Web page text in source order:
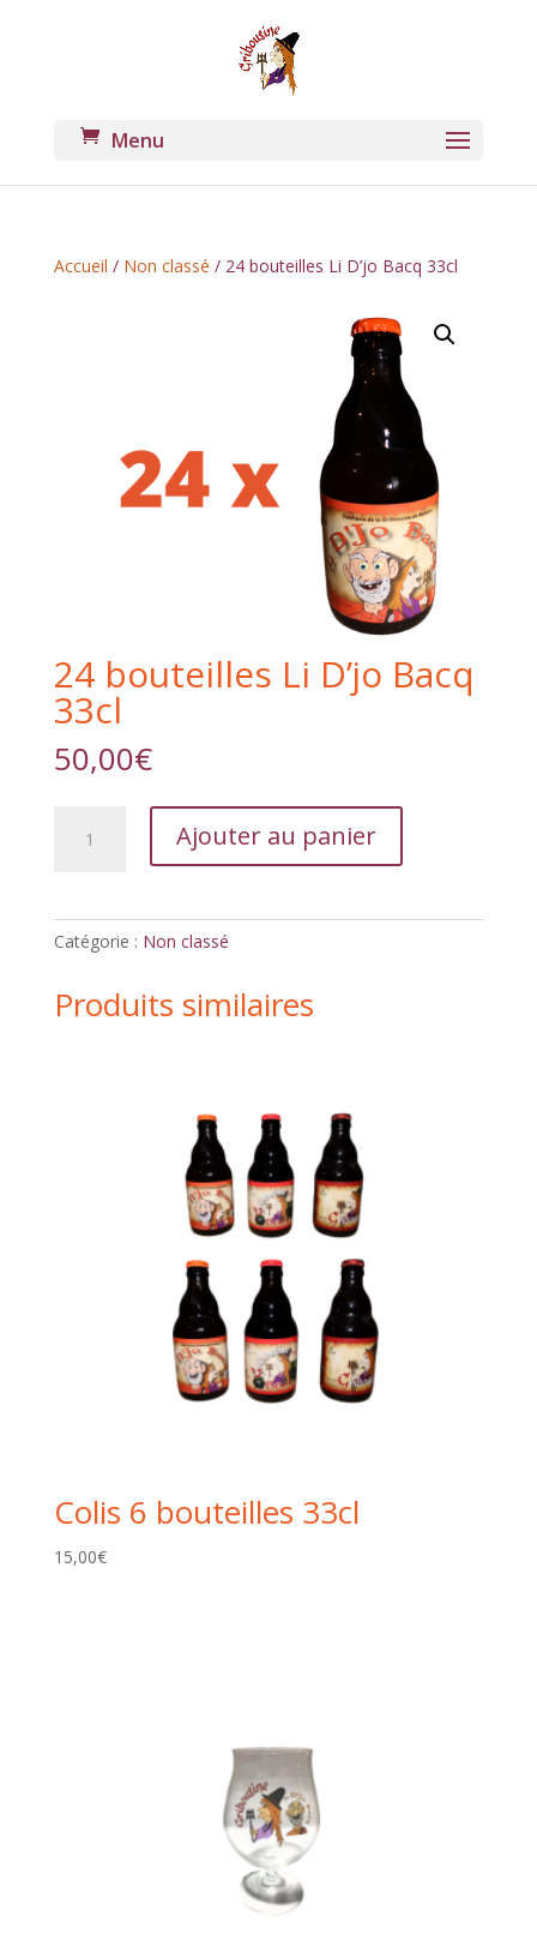
Accueil / Non classé / 24 bouteilles Li D’jo Bacq 33cl
24 bouteilles Li D’jo Bacq
33cl
50,00€
33cl
Ajouter au panier
Catégorie : Non classé
Produits similaires
Colis 6 bouteilles 33cl
15,00€